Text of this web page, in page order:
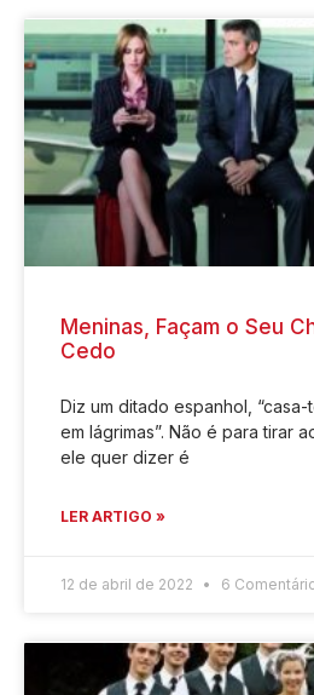
Meninas, Façam o Seu
Cedo
Diz um ditado espanhol,
em lágrimas”. Não é para tirar
ele quer dizer é
LER ARTIGO »
12 de abril de 2022 6